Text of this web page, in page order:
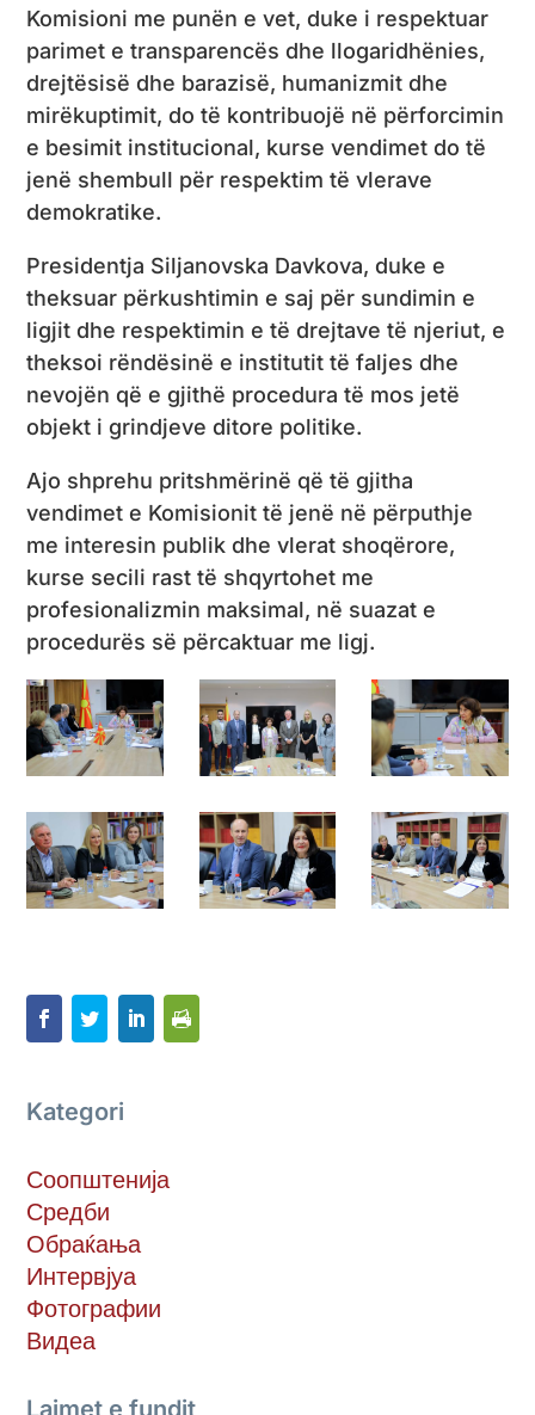
Komisioni me punën e vet, duke i respektuar
parimet e transparencës dhe llogaridhënies,
drejtësisë dhe barazisë, humanizmit dhe
mirëkuptimit, do të kontribuojë në përforcimin
e besimit institucional, kurse vendimet do të
jenë shembull për respektim të vlerave
demokratike.
Presidentja Siljanovska Davkova, duke e
theksuar përkushtimin e saj për sundimin e
ligjit dhe respektimin e të drejtave të njeriut, e
theksoi rëndësinë e institutit të faljes dhe
nevojën që e gjithë procedura të mos jetë
objekt i grindjeve ditore politike.
Ajo shprehu pritshmërinë që të gjitha
vendimet e Komisionit të jenë në përputhje
me interesin publik dhe vlerat shoqërore,
kurse secili rast të shqyrtohet me
profesionalizmin maksimal, në suazat e
procedurës së përcaktuar me ligj.
Kategori
Соопштенија
Средби
Обраќања
Интервјуа
Фотографии
Видеа